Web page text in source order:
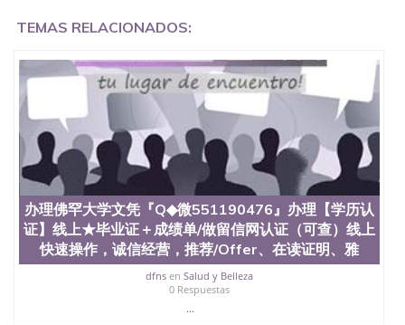
科毕业证怎么办理551190476国外大学文凭可以打工
可以制作美国毕业证551190476哪里可以办理澳洲毕
业证551190476留学生在哪里可以买假毕业证
551190476哪里可以办理加拿大毕业证551190476申
请学校办理假的毕业证成绩单可以吗551190476哪里
可以办理水印成绩单551190476哪里可以修改成绩单
GPA分数551190476假毕业证能查出来吗551190476
假文凭网上能查到吗551190476 如何拿到国外毕业证
QQ微信551190476办假大学毕业证QQ微信551190476
国外毕业证去哪认证QQ微信551190476找毕业证封皮
QQ微信551190476国外毕业证外壳定制QQ微信
551190476快速代办国外毕业证QQ微信551190476快
速拿到国外文凭QQ微信551190476国外留学文凭认证
QQ微信551190476国外文凭回国认证QQ微信
551190476泰国文凭办理QQ微信551190476法国留学
回国证明QQ微信551190476 国外烫金照片QQ微信
551190476外国文凭在中国有用吗QQ微信551190476
TEMAS RELACIONADOS:
办理佛罕大学文凭『Q◆微551190476』办理【学历认
证】线上★毕业证＋成绩单/做留信网认证（可查）线上
快速操作，诚信经营，推荐/Offer、在读证明、雅
dfnsen Salud y Belleza
0 Respuestas
...